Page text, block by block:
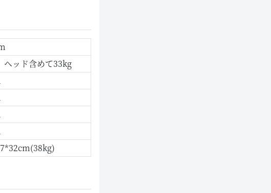
ヘッド含めて33kg